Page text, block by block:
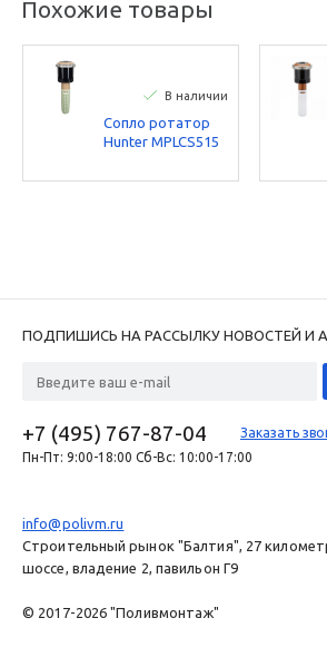
Похожие товары
В наличии
Сопло ротатор
Hunter МРLCS515
ПОДПИШИСЬ НА РАССЫЛКУ НОВОСТЕЙ И
+7 (495) 767-87-04
Заказать
Пн-Пт: 9:00-18:00 Сб-Вс: 10:00-17:00
info@polivm.ru
Строительный рынок "Балтия", 27
шоссе, владение 2, павильон Г9
© 2017-2026 "Поливмонтаж"